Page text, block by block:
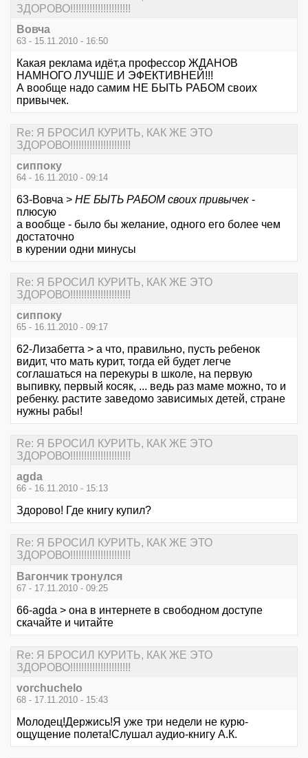
ЗДОРОВО!!!!!!!!!!!!!!!!!!!!!!
Вовча
63 - 15.11.2010 - 16:50
Какая реклама идёт,а профессор ЖДАНОВ
НАМНОГО ЛУЧШЕ И ЭФЕКТИВНЕЙ!!!
А вообще надо самим НЕ БЫТЬ РАБОМ своих
привычек.
Re: Я БРОСИЛ КУРИТЬ, КАК ЖЕ ЭТО
ЗДОРОВО!!!!!!!!!!!!!!!!!!!!!!
сиппоку
64 - 16.11.2010 - 09:14
63-Вовча > НЕ БЫТЬ РАБОМ своих привычек -
плюсую
а вообще - было бы желание, одного его более чем
достаточно
в курении одни минусы
Re: Я БРОСИЛ КУРИТЬ, КАК ЖЕ ЭТО
ЗДОРОВО!!!!!!!!!!!!!!!!!!!!!!
сиппоку
65 - 16.11.2010 - 09:17
62-Лизабетта > а что, правильно, пусть ребенок
видит, что мать курит, тогда ей будет легче
соглашаться на перекуры в школе, на первую
выпивку, первый косяк, ... ведь раз маме можно, то и
ребенку. растите заведомо зависимых детей, стране
нужны рабы!
Re: Я БРОСИЛ КУРИТЬ, КАК ЖЕ ЭТО
ЗДОРОВО!!!!!!!!!!!!!!!!!!!!!!
agda
66 - 16.11.2010 - 15:13
Здорово! Где книгу купил?
Re: Я БРОСИЛ КУРИТЬ, КАК ЖЕ ЭТО
ЗДОРОВО!!!!!!!!!!!!!!!!!!!!!!
Вагончик тронулся
67 - 17.11.2010 - 09:25
66-agda > она в интернете в свободном доступе
скачайте и читайте
Re: Я БРОСИЛ КУРИТЬ, КАК ЖЕ ЭТО
ЗДОРОВО!!!!!!!!!!!!!!!!!!!!!!
vorchuchelo
68 - 17.11.2010 - 15:43
Молодец!Держись!Я уже три недели не курю-
ощущение полета!Слушал аудио-книгу А.К.